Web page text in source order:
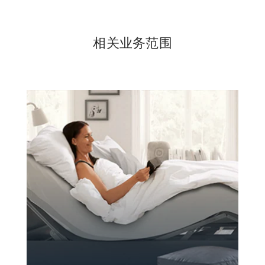
相关业务范围